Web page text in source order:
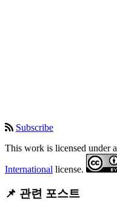
Subscribe
This work is licensed under a
International license.
📌 관련 포스트